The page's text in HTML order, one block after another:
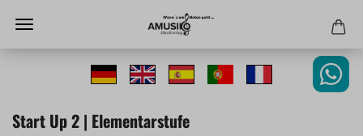
Start Up 2 | Elementarstufe